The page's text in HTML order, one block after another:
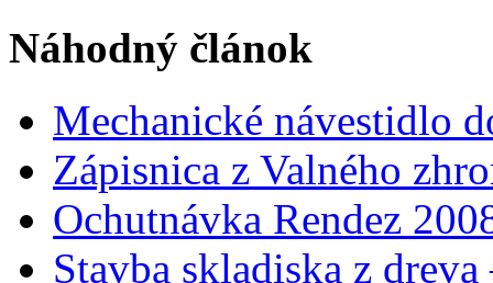
Náhodný článok
Mechanické návestidlo
Zápisnica z Valného
Ochutnávka Rendez
Stavba skladiska z